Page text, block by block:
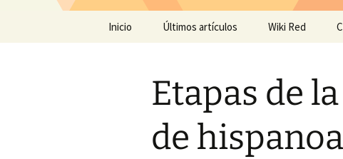
Inicio Últimos artículos Wiki Red
Etapas de
de